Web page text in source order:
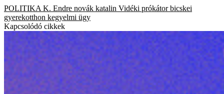
POLITIKA K. Endre novák katalin Vidéki prókátor bicskei
gyerekotthon kegyelmi ügy
Kapcsolódó cikkek